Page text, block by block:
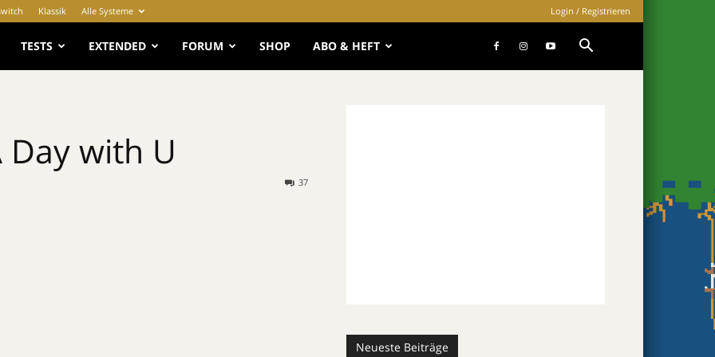
Klassik Alle Systeme Login / Registrieren
TESTS EXTENDED FORUM SHOP ABO & HEFT
Day with U
37
Neueste Beiträge